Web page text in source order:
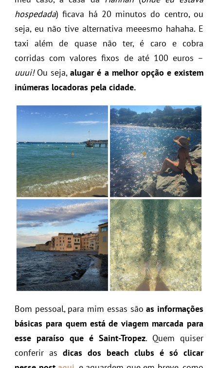
hospedada) ficava há 20 minutos do centro, ou
seja, eu não tive alternativa meeesmo hahaha. E
taxi além de quase não ter, é caro e cobra
corridas com valores fixos de até 100 euros –
uuui!Ou seja,alugar é a melhor opção e existem
inúmeras locadoras pela cidade.
Bom pessoal, para mim essas sãoas informações
básicas para quem está de viagem marcada para
esse paraíso que é Saint-Tropez. Quem quiser
conferir as dicas dos beach clubs é só clicar